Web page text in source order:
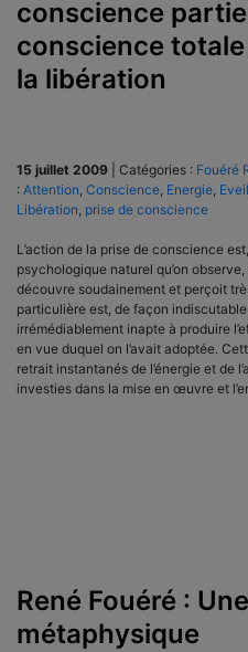
conscience
conscience
la libération
15 juillet 2009 Catégories : Fouéré
: Attention, Conscience, Energie, Eveil
Libération, prise de conscience
L’action de la prise de conscience
psychologique naturel qu’on
découvre soudainement et perçoit
particulière est, de façon
irrémédiablement inapte à produire
en vue duquel on l’avait adoptée.
retrait instantanés de l’énergie et de
investies dans la mise en œuvre et
René Fouéré :
métaphysique